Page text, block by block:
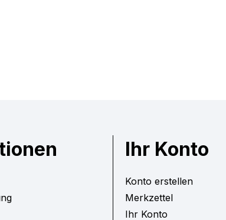
Ihr Konto
Konto erstellen
Merkzettel
Ihr Konto